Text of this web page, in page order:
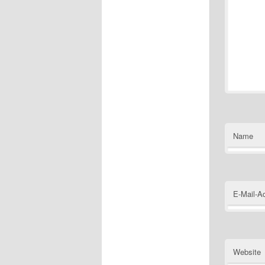
Name
E-Mail-
Website